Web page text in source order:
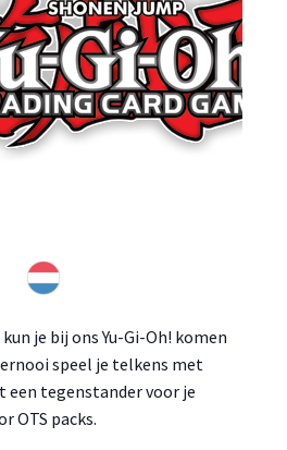
je bij ons Yu-Gi-Oh! komen
speel je telkens met
een tegenstander voor je
OTS packs.